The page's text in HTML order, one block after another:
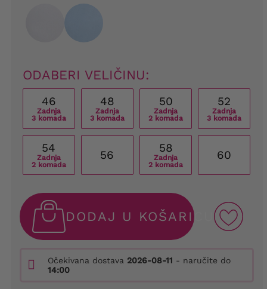
ODABERI VELIČINU:
46
Zadnja
3 komada
48
Zadnja
3 komada
50
Zadnja
2 komada
52
Zadnja
3 komada
54
Zadnja
2 komada
56
58
Zadnja
2 komada
60
DODAJ U KOŠARICU
Očekivana dostava 2026-08-11 - naručite do
14:00